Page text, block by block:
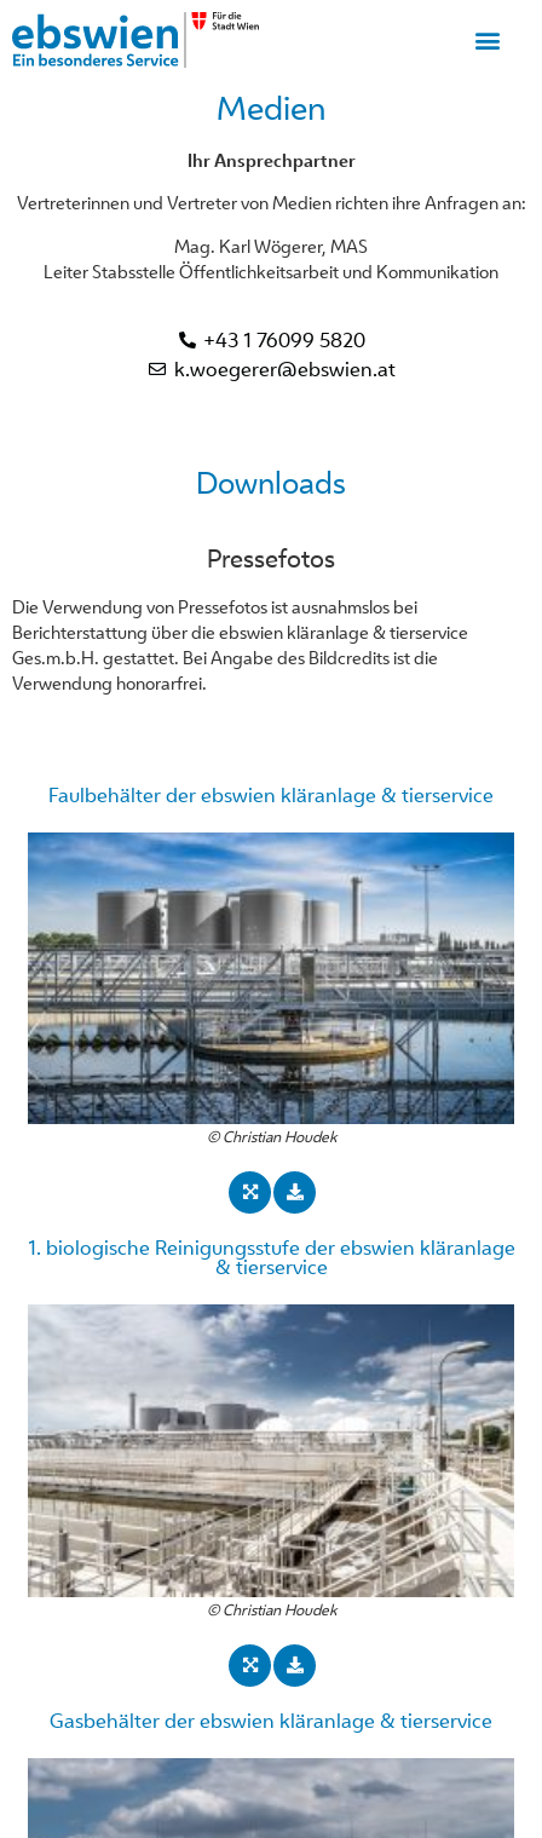
Medien
Ihr Ansprechpartner
Vertreterinnen und Vertreter von Medien richten ihre Anfragen an:
Mag. Karl Wögerer, MAS
Leiter Stabsstelle Öffentlichkeitsarbeit und Kommunikation
+43 1 76099 5820
k.woegerer@ebswien.at
Downloads
Pressefotos
Die Verwendung von Pressefotos ist ausnahmslos bei
Berichterstattung über die ebswien kläranlage & tierservice
Ges.m.b.H. gestattet. Bei Angabe des Bildcredits ist die
Verwendung honorarfrei.
Faulbehälter der ebswien kläranlage & tierservice
© Christian Houdek
1. biologische Reinigungsstufe der ebswien kläranlage
& tierservice
© Christian Houdek
Gasbehälter der ebswien kläranlage & tierservice